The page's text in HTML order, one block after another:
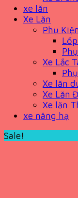
xe lăn
Xe Lăn
Phụ
Xe Lắc
Xe lăn
Xe Lăn
Xe lăn
xe nâng hạ
Sale!